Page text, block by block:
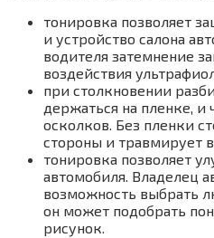
тонировка позволяет
и устройство салона
водителя затемнение
воздействия
при столкновении
держаться на пленке, и
осколков. Без пленки
стороны и травмирует
тонировка позволяет
автомобиля. Владелец
возможность выбрать
он может подобрать
рисунок.